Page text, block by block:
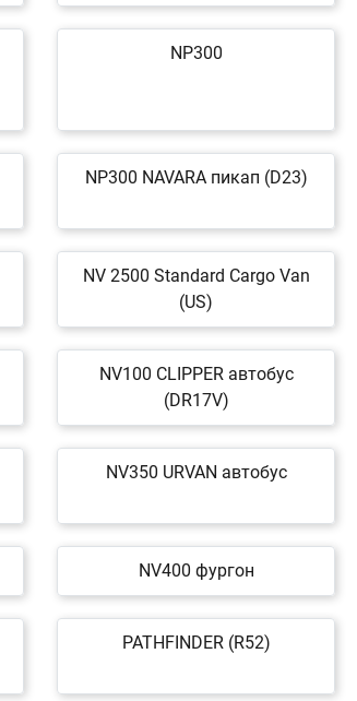
NP300
NP300 NAVARA пикап (D23)
NV 2500 Standard Cargo Van
(US)
NV100 CLIPPER автобус
(DR17V)
NV350 URVAN автобус
NV400 фургон
PATHFINDER (R52)